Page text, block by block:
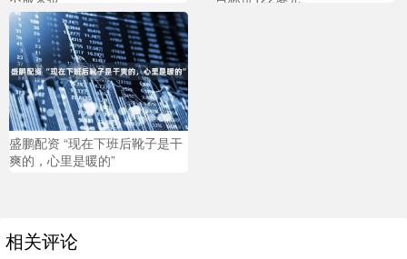
盛鹏配资 “现在下班后靴子是干
爽的，心里是暖的”
相关评论